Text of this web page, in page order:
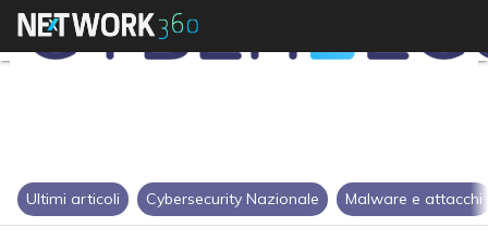
Ultimi articoli Cybersecurity Nazionale Malware e attacchi